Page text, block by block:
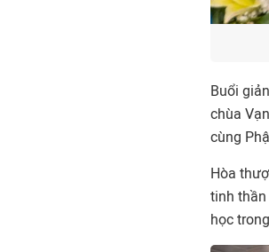
Buổi
chùa
cùng
Hòa
tinh thần
học